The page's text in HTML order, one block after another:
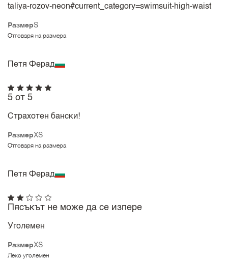
РазмерS
Отговаря на размера
taliya-rozov-neon#current_category=swimsuit-high-waist
Петя Ферад
РазмерXS
Отговаря на размера
5 от 5
Страхотен бански!
Петя Ферад
РазмерXS
Леко уголемен
Пясъкът не може да се изпере
Уголемен